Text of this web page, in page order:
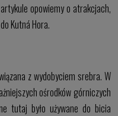
opowiemy o atrakcjach,
Kutná Hora.
z wydobyciem srebra. W
ośrodków górniczych
tutaj było używane do bicia